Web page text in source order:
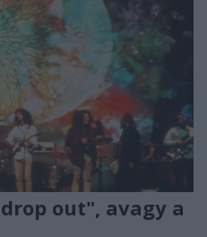
out", avagy a